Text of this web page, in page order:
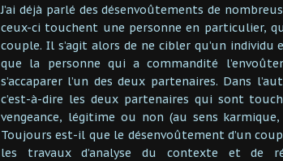
J’ai déjà parlé des désenvoûtements de
ceux-ci touchent une personne en particulier,
couple. Il s’agit alors de ne cibler qu’un
que la personne qui a commandité
s’accaparer l’un des deux partenaires. Dans
c’est-à-dire les deux partenaires qui sont
vengeance, légitime ou non (au sens
Toujours est-il que le désenvoûtement d’un
les travaux d’analyse du contexte et de